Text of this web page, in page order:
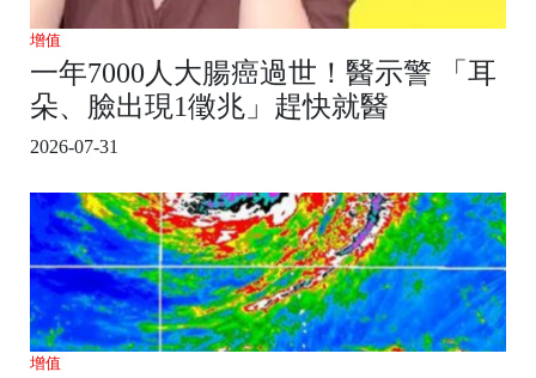
增值
一年7000人大腸癌過世！醫示警 「耳
朵、臉出現1徵兆」趕快就醫
2026-07-31
增值